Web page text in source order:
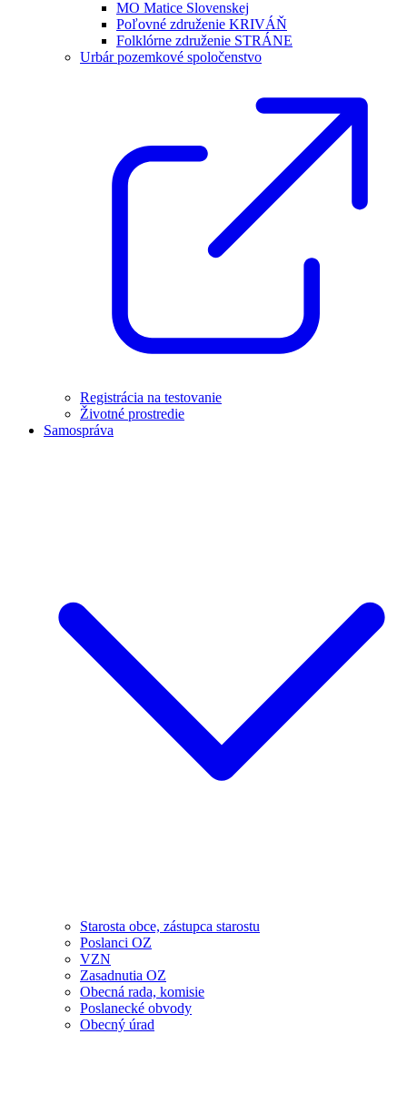
MO Matice Slovenskej
Poľovné združenie KRIVÁŇ
Folklórne združenie STRÁNE
Urbár pozemkové spoločenstvo
Registrácia na testovanie
Životné prostredie
Samospráva
Starosta obce, zástupca starostu
Poslanci OZ
VZN
Zasadnutia OZ
Obecná rada, komisie
Poslanecké obvody
Obecný úrad